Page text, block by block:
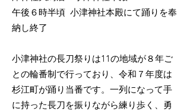
午後６時半頃 小津神社本殿にて踊りを奉
納し終了
小津神社の長刀祭りは11の地域が８年ご
との輪番制で行っており、令和７年度は
杉江町が踊り当番です。一列になって手
に持った長刀を振りながら練り歩く、勇